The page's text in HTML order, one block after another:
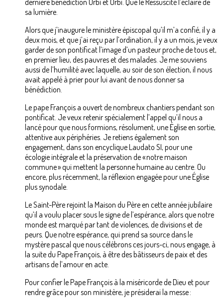
sa lumière.
Alors que j’inaugure le ministère épiscopal qu’il m’a confié, il y a
deux mois, et que j’ai reçu par l’ordination, il y a un mois, je veux
garder de son pontificat l’image d’un pasteur proche de tous et,
en premier lieu, des pauvres et des malades. Je me souviens
aussi de l’humilité avec laquelle, au soir de son élection, il nous
avait appelé à prier pour lui avant de nous donner sa
bénédiction.
Le pape François a ouvert de nombreux chantiers pendant son
pontificat. Je veux retenir spécialement l’appel qu’il nous a
lancé pour que nous formions, résolument, une Église en sortie,
attentive aux périphéries. Je retiens également son
engagement, dans son encyclique Laudato SI, pour une
écologie intégrale et la préservation de « notre maison
commune » qui mettent la personne humaine au centre. Ou
encore, plus récemment, la réflexion engagée pour une Église
plus synodale.
Le Saint-Père rejoint la Maison du Père en cette année jubilaire
qu’il a voulu placer sous le signe de l’espérance, alors que notre
monde est marqué par tant de violences, de divisions et de
peurs. Que notre espérance, qui prend sa source dans le
mystère pascal que nous célébrons ces jours-ci, nous engage, à
la suite du Pape François, à être des bâtisseurs de paix et des
artisans de l’amour en acte.
Pour confier le Pape François à la miséricorde de Dieu et pour
rendre grâce pour son ministère, je présiderai la messe :